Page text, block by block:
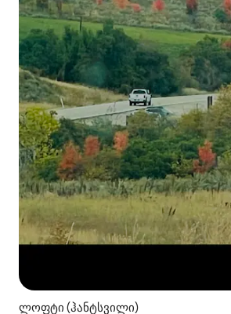
ლოფტი (ჰანტსვილი)